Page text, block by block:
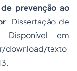
prevenção ao
. Dissertação de
Disponível em
download/texto